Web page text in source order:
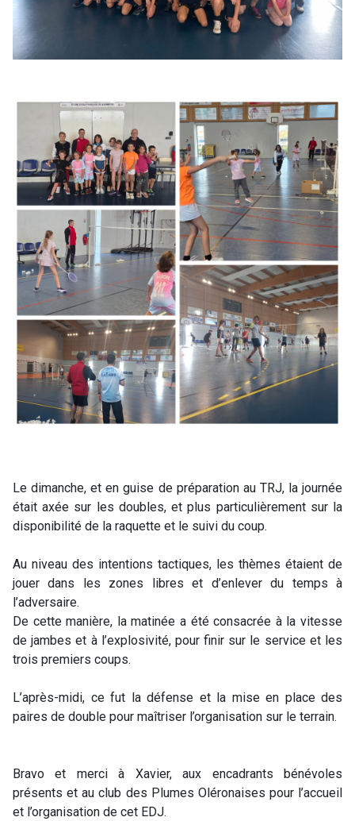
Le dimanche, et en guise de préparation au TRJ, la journée
était axée sur les doubles, et plus particulièrement sur la
disponibilité de la raquette et le suivi du coup.
Au niveau des intentions tactiques, les thèmes étaient de
jouer dans les zones libres et d’enlever du temps à
l’adversaire.
De cette manière, la matinée a été consacrée à la vitesse
de jambes et à l’explosivité, pour finir sur le service et les
trois premiers coups.
L’après-midi, ce fut la défense et la mise en place des
paires de double pour maîtriser l’organisation sur le terrain.
Bravo et merci à Xavier, aux encadrants bénévoles
présents et au club des Plumes Oléronaises pour l’accueil
et l’organisation de cet EDJ.